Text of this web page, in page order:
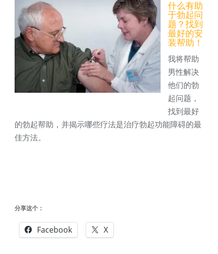
什么有助
于勃起问
题？找到
最好的安
装帮助！
我将帮助
男性解决
他们的勃
起问题，
找到最好
的勃起帮助，并揭示哪些疗法是治疗勃起功能障碍的最
佳方法。
分享这个：
Facebook X